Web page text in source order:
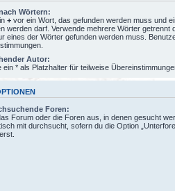
Wörtern:
+ vor ein Wort, das gefunden werden muss und
werden darf. Verwende mehrere Wörter getrennt
eines der Wörter gefunden werden muss.
Autor:
ein * als Platzhalter für teilweise
Foren:
Forum oder die Foren aus, in denen gesucht
mit durchsucht, sofern du die Option